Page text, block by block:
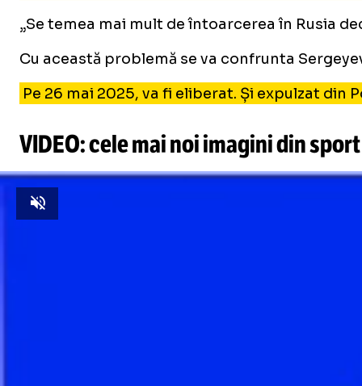
„Se temea mai mult de întoarcerea în Rusia
Cu această problemă se va confrunta
Pe 26 mai 2025, va fi eliberat. Și expulzat din
VIDEO: cele mai noi imagini din sport
Unmute